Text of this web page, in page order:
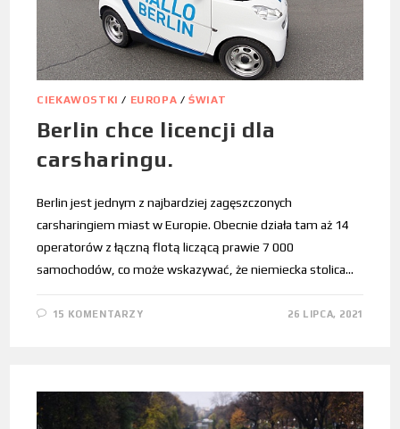
CIEKAWOSTKI / EUROPA /ŚWIAT
Berlin chce licencji dla
carsharingu.
Berlin jest jednym z najbardziej zagęszczonych
carsharingiem miast w Europie. Obecnie działa tam aż 14
operatorów z łączną flotą liczącą prawie 7 000
samochodów, co może wskazywać, że niemiecka stolica…
15 KOMENTARZY 26 LIPCA, 2021